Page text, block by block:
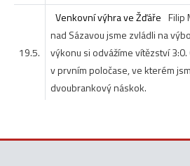
19.5.
Venkovní výhra ve Žďáře Filip
nad Sázavou jsme zvládli na
výkonu si odvážíme vítězství
v prvním poločase, ve kterém
dvoubrankový náskok.